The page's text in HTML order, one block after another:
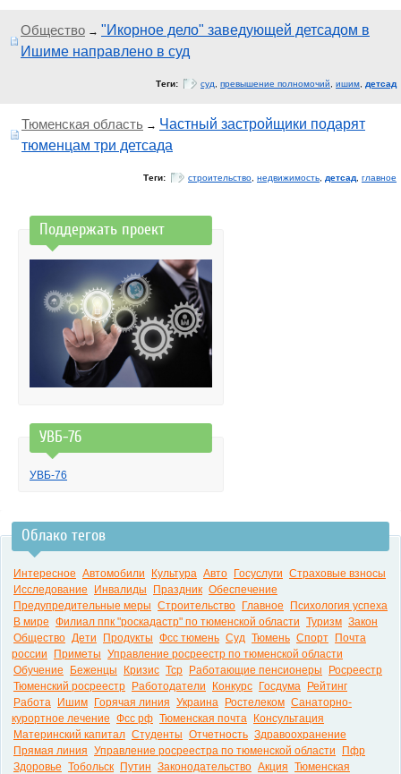
Общество → "Икорное дело" заведующей детсадом в
Ишиме направлено в суд
Теги: суд превышение полномочий ишим детсад
Тюменская область → Частный застройщики подарят
тюменцам три детсада
Теги: строительство недвижимость детсад главное
Поддержать проект
УВБ-76
УВБ-76
Облако тегов
Интересное Автомобили Культура Авто Госуслуги Страховые взносы
Исследование
Инвалиды Праздник Обеспечение
Предупредительные меры Строительство Главное
Психология успеха
В мире Филиал ппк "роскадастр" по тюменской области Туризм Закон
Общество Дети Продукты Фсс тюмень Суд Тюмень Спорт
Почта
россии
Приметы Управление росреестр по тюменской области
Обучение
Беженцы Кризис Тср Работающие пенсионеры
Росреестр
Тюменский росреестр
Работодатели Конкурс Госдума
Рейтинг
Работа
Ишим Горячая линия Украина Ростелеком Санаторно-
курортное лечение Фсс рф Тюменская почта
Консультация
Материнский капитал Студенты Отчетность Здравоохранение
Прямая линия Управление росреестра по тюменской области
Пфр
Здоровье Тобольск Путин Законодательство Акция Тюменская